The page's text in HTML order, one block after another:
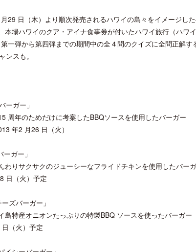
29 日（木）より順次発売されるハワイの島々をイメージし
場ハワイのクア・アイナ食事券が付いたハワイ旅行（ハワ
一弾から第四弾までの期間中の全４問のクイズに全問正解
ンスも。
ガー」
周年のためだけに考案したBBQソースを使用したバーガー
年2 月26 日（火）
ガー」
わりサクサクのジューシーなフライドチキンを使用したバー
日（火）予定
ズバーガー」
島特産オニオンたっぷりの特製BBQ ソースを使ったバーガー
（火）予定
開業50周年に合わせ「ザ ビュッフェ
アット ハイアット」のメニューを刷